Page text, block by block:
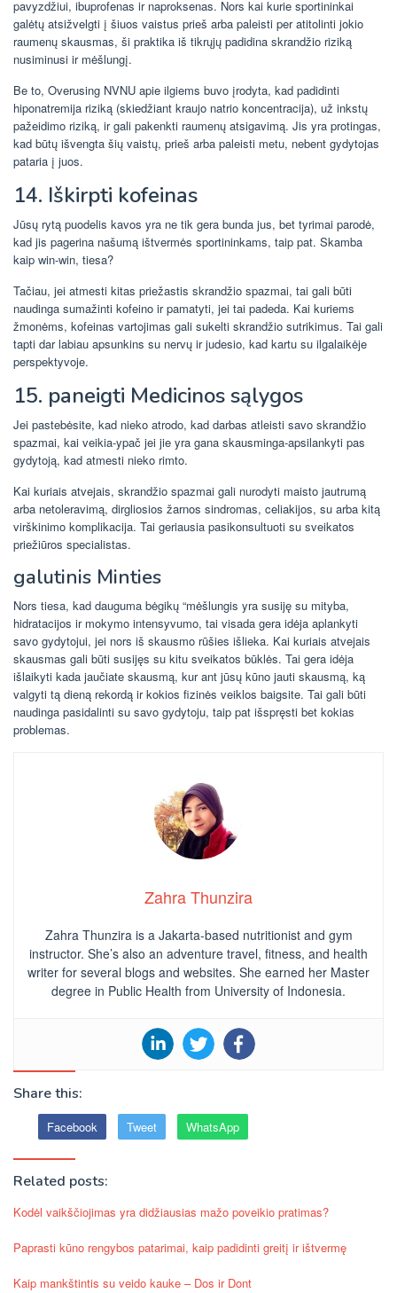
pavyzdžiui, ibuprofenas ir naproksenas. Nors kai kurie sportininkai
galėtų atsižvelgti į šiuos vaistus prieš arba paleisti per atitolinti jokio
raumenų skausmas, ši praktika iš tikrųjų padidina skrandžio riziką
nusiminusi ir mėšlungį.
Be to, Overusing NVNU apie ilgiems buvo įrodyta, kad padidinti
hiponatremija riziką (skiedžiant kraujo natrio koncentracija), už inkstų
pažeidimo riziką, ir gali pakenkti raumenų atsigavimą. Jis yra protingas,
kad būtų išvengta šių vaistų, prieš arba paleisti metu, nebent gydytojas
pataria į juos.
14. Iškirpti kofeinas
Jūsų rytą puodelis kavos yra ne tik gera bunda jus, bet tyrimai parodė,
kad jis pagerina našumą ištvermės sportininkams, taip pat. Skamba
kaip win-win, tiesa?
Tačiau, jei atmesti kitas priežastis skrandžio spazmai, tai gali būti
naudinga sumažinti kofeino ir pamatyti, jei tai padeda. Kai kuriems
žmonėms, kofeinas vartojimas gali sukelti skrandžio sutrikimus. Tai gali
tapti dar labiau apsunkins su nervų ir judesio, kad kartu su ilgalaikėje
perspektyvoje.
15. paneigti Medicinos sąlygos
Jei pastebėsite, kad nieko atrodo, kad darbas atleisti savo skrandžio
spazmai, kai veikia-ypač jei jie yra gana skausminga-apsilankyti pas
gydytoją, kad atmesti nieko rimto.
Kai kuriais atvejais, skrandžio spazmai gali nurodyti maisto jautrumą
arba netoleravimą, dirgliosios žarnos sindromas, celiakijos, su arba kitą
virškinimo komplikacija. Tai geriausia pasikonsultuoti su sveikatos
priežiūros specialistas.
galutinis Minties
Nors tiesa, kad dauguma bėgikų “mėšlungis yra susiję su mityba,
hidratacijos ir mokymo intensyvumo, tai visada gera idėja aplankyti
savo gydytojui, jei nors iš skausmo rūšies išlieka. Kai kuriais atvejais
skausmas gali būti susijęs su kitu sveikatos būklės. Tai gera idėja
išlaikyti kada jaučiate skausmą, kur ant jūsų kūno jauti skausmą, ką
valgyti tą dieną rekordą ir kokios fizinės veiklos baigsite. Tai gali būti
naudinga pasidalinti su savo gydytoju, taip pat išspręsti bet kokias
problemas.
Zahra Thunzira
Zahra Thunzira is a Jakarta-based nutritionist and gym
instructor. She’s also an adventure travel, fitness, and health
writer for several blogs and websites. She earned her Master
degree in Public Health from University of Indonesia.
Share this:
Facebook Tweet WhatsApp
Related posts:
Kodėl vaikščiojimas yra didžiausias mažo poveikio pratimas?
Paprasti kūno rengybos patarimai, kaip padidinti greitį ir ištvermę
Kaip mankštintis su veido kauke – Dos ir Dont